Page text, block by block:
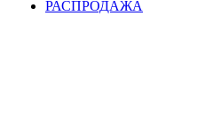
РАСПРОДАЖА